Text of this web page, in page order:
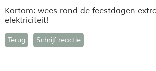
Kortom: wees rond de feestdagen
elektriciteit!
Terug Schrijf reactie